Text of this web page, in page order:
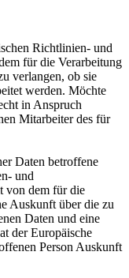
Richtlinien- und
für die Verarbeitung
verlangen, ob sie
werden. Möchte
in Anspruch
Mitarbeiter des für
Daten betroffene
und
von dem für die
Auskunft über die zu
Daten und eine
der Europäische
Person Auskunft